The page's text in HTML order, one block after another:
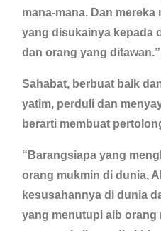
mana-mana. Dan
yang disukainya kepada
dan orang yang
Sahabat, berbuat baik
yatim, perduli dan
berarti membuat
“Barangsiapa yang
orang mukmin di dunia,
kesusahannya di dunia
yang menutupi aib orang